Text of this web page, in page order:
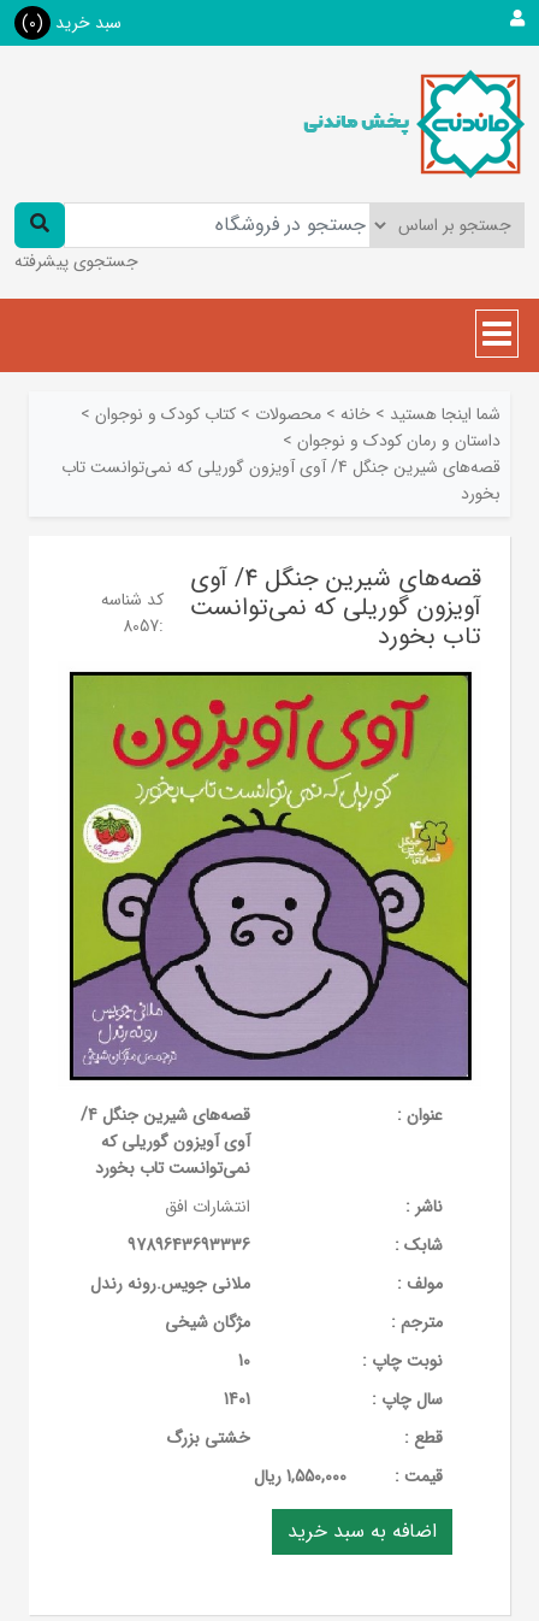
سبد خرید (0)
جستجوی پیشرفته
شما اینجا هستید > خانه > محصولات > کتاب کودک و نوجوان >
داستان و رمان کودک و نوجوان >
قصه‌های شیرین جنگل 4/ آوی آویزون گوریلی که نمی‌توانست تاب
بخورد
قصه‌های شیرین جنگل 4/ آوی
آویزون گوریلی که نمی‌توانست
تاب بخورد
کد شناسه
:
8057
عنوان :
قصه‌های شیرین جنگل 4/
آوی آویزون گوریلی که
نمی‌توانست تاب بخورد
ناشر :
انتشارات افق
شابک :
9789643693336
مولف :
ملانی جویس.رونه رندل
مترجم :
مژگان شیخی
نوبت چاپ :
10
سال چاپ :
1401
قطع :
خشتی بزرگ
قيمت :
1,550,000 ریال